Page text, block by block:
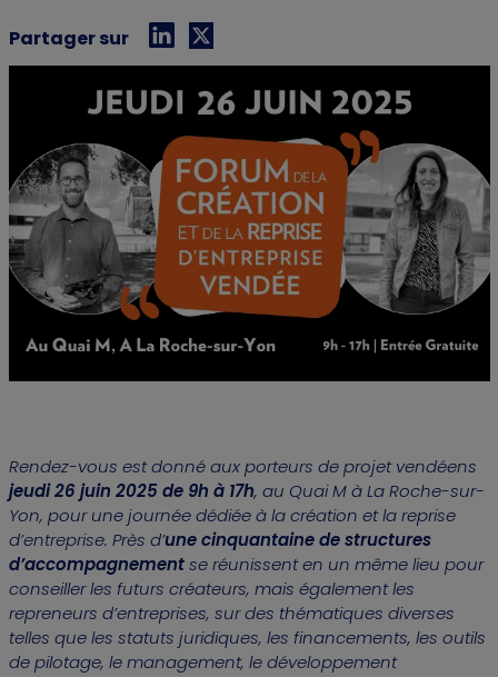
Partager sur
Rendez-vous est donné aux porteurs de projet vendéens
jeudi 26 juin 2025 de 9h à 17h, au Quai M à La Roche-sur-
Yon, pour une journée dédiée à la création et la reprise
d’entreprise. Près d’une cinquantaine de structures
d’accompagnementse réunissent en un même lieu pour
conseiller les futurs créateurs, mais également les
repreneurs d’entreprises, sur des thématiques diverses
telles que les statuts juridiques, les financements, les outils
de pilotage, le management, le développement